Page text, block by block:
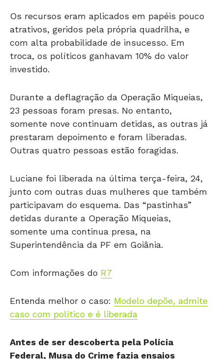
Os recursos eram aplicados em papéis pouco
atrativos, geridos pela própria quadrilha, e
com alta probabilidade de insucesso. Em
troca, os políticos ganhavam 10% do valor
investido.
Durante a deflagração da Operação Miqueias,
23 pessoas foram presas. No entanto,
somente nove continuam detidas, as outras já
prestaram depoimento e foram liberadas.
Outras quatro pessoas estão foragidas.
Luciane foi liberada na última terça-feira, 24,
junto com outras duas mulheres que também
participavam do esquema. Das “pastinhas”
detidas durante a Operação Miqueias,
somente uma continua presa, na
Superintendência da PF em Goiânia.
Com informações do R7
Entenda melhor o caso: Modelo depõe, admite
caso com político e é liberada
Antes de ser descoberta pela Polícia
Federal, Musa do Crime fazia ensaios